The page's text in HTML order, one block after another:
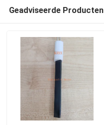
Geadviseerde Producten